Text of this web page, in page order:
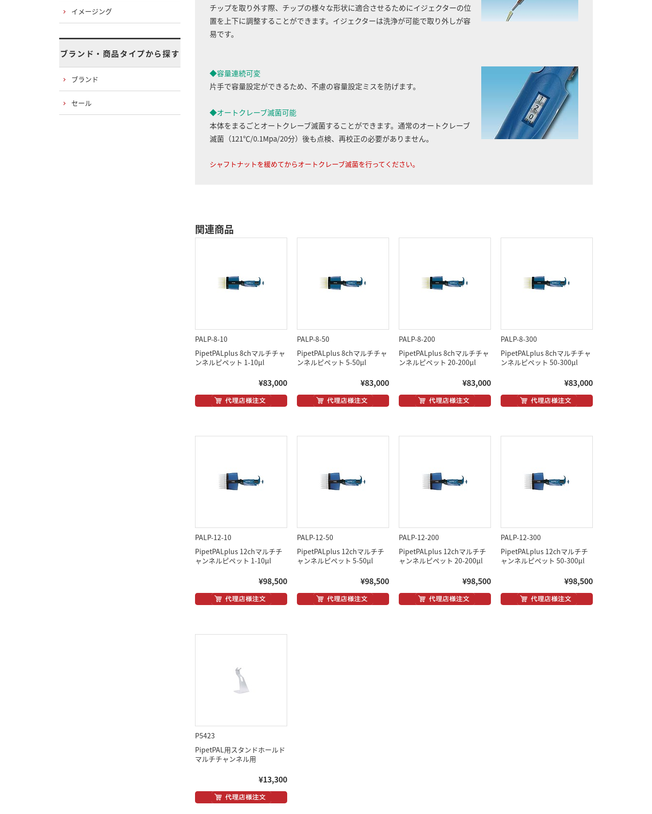
チップを取り外す際、チップの様々な形状に適合させるためにイジェクターの位
置を上下に調整することができます。イジェクターは洗浄が可能で取り外しが容
易です。
◆容量連続可変
片手で容量設定ができるため、不慮の容量設定ミスを防げます。
◆オートクレーブ滅菌可能
本体をまるごとオートクレーブ滅菌することができます。通常のオートクレーブ
滅菌（121℃/0.1Mpa/20分）後も点検、再校正の必要がありません。
シャフトナットを緩めてからオートクレーブ滅菌を行ってください。
関連商品
PALP-8-10
PipetPALplus 8chマルチチャ
ンネルピペット 1-10μl
¥83,000
PALP-8-50
PipetPALplus 8chマルチチャ
ンネルピペット 5-50μl
¥83,000
PALP-8-200
PipetPALplus 8chマルチチャ
ンネルピペット 20-200μl
¥83,000
PALP-8-300
PipetPALplus 8chマルチチャ
ンネルピペット 50-300μl
¥83,000
PALP-12-10
PipetPALplus 12chマルチチ
ャンネルピペット 1-10μl
¥98,500
PALP-12-50
PipetPALplus 12chマルチチ
ャンネルピペット 5-50μl
¥98,500
PALP-12-200
PipetPALplus 12chマルチチ
ャンネルピペット 20-200μl
¥98,500
PALP-12-300
PipetPALplus 12chマルチチ
ャンネルピペット 50-300μl
¥98,500
P5423
PipetPAL用スタンドホールド
マルチチャンネル用
¥13,300
イメージング
ブランド・商品タイプから探す
ブランド
セール